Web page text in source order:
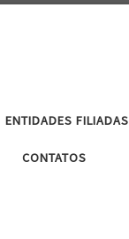
ENTIDADES FILIADAS
CONTATOS